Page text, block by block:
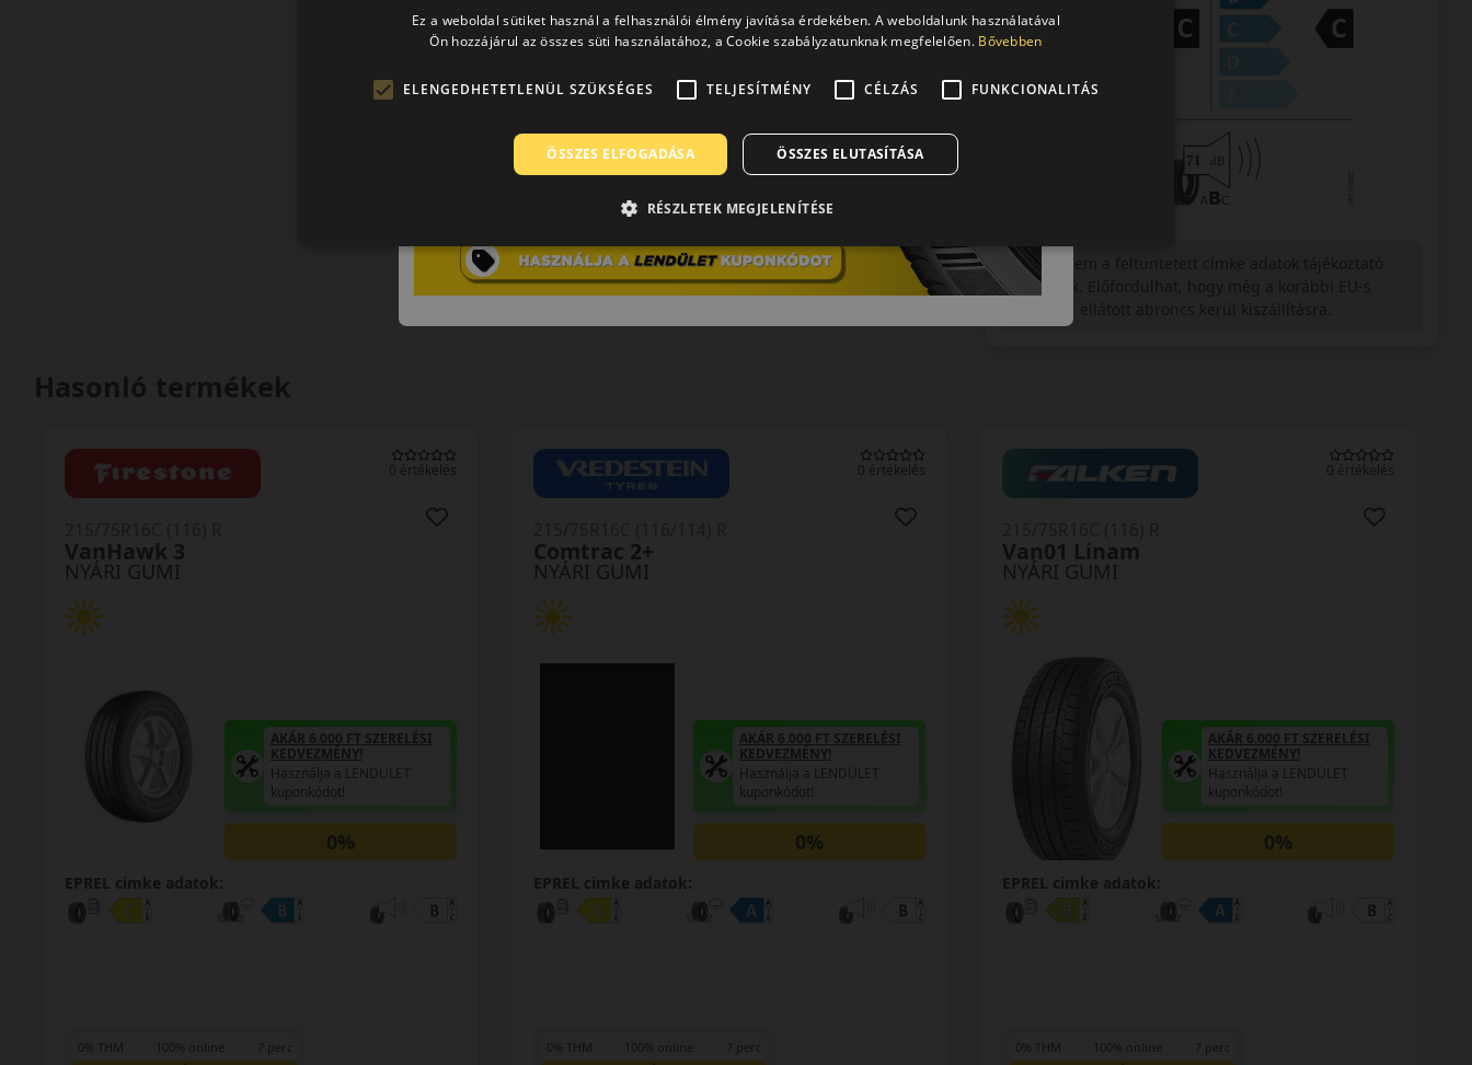
Figyelem a feltüntetett címke adatok tájékoztató
jellegűek. Előfordulhat, hogy még a korábbi EU-s
Hasonló termékek
0 értékelés
NYÁRI GUMI
Transpro 2
AKÁR 6.000 FT SZERELÉSI
KEDVEZMÉNY!
Használja a LENDÜLET
kuponkódot!
0%
EPREL cimke adatok:
0% THM 100% online 7 perc
0 értékelés
NYÁRI GUMI
Comtrac 2
AKÁR 6.000 FT SZERELÉSI
KEDVEZMÉNY!
Használja a LENDÜLET
kuponkódot!
0%
EPREL cimke adatok:
0% THM 100% online 7 perc
0 értékelés
NYÁRI GUMI
Carrier
AKÁR 6.000 FT SZERELÉSI
KEDVEZMÉNY!
Használja a LENDÜLET
kuponkódot!
0%
EPREL cimke adatok:
0% THM 100% online 7 perc
Ez a weboldal sütiket használ a felhasználói élmény javítása érdekében. A weboldalunk használatával
Ön hozzájárul az összes süti használatához, a Cookie szabályzatunknak megfelelően. Bővebben
ELENGEDHETETLENÜL SZÜKSÉGES TELJESÍTMÉNY CÉLZÁS FUNKCIONALITÁS
ÖSSZES ELFOGADÁSA ÖSSZES ELUTASÍTÁSA
RÉSZLETEK MEGJELENÍTÉSE